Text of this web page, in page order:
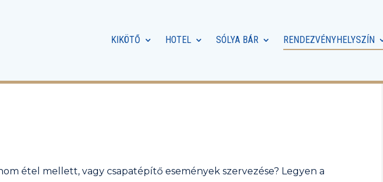
KIKÖTŐ HOTEL SÓLYA BÁR RENDEZVÉNYHELYSZÍN
étel mellett, vagy csapatépítő események szervezése? Legyen a